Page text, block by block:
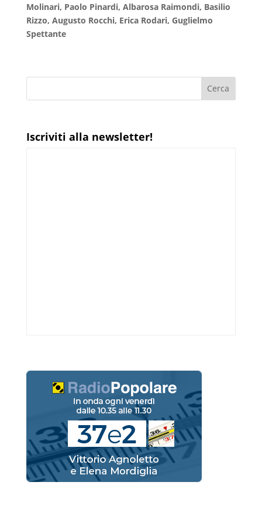
Molinari, Paolo Pinardi, Albarosa Raimondi, Basilio
Rizzo, Augusto Rocchi, Erica Rodari, Guglielmo
Spettante
Iscriviti alla newsletter!